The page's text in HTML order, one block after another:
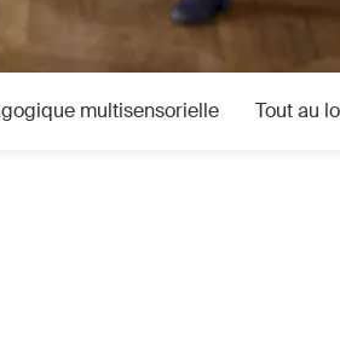
multisensorielle Tout au